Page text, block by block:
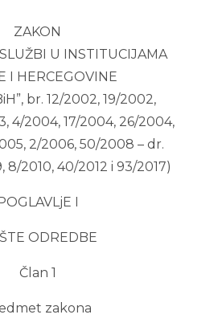
ZAKON
U INSTITUCIJAMA
I HERCEGOVINE
br. 12/2002, 19/2002,
4/2004, 17/2004, 26/2004,
2/2006, 50/2008 – dr.
8/2010, 40/2012 i 93/2017)
I
ODREDBE
Član 1
zakona